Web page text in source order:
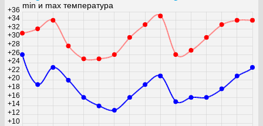
min и max температура
+10
+12
+14
+16
+18
+20
+22
+24
+26
+28
+30
+32
+34
+36